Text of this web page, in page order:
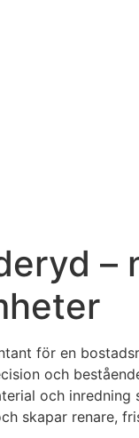
för en
och
och
skapar renare,